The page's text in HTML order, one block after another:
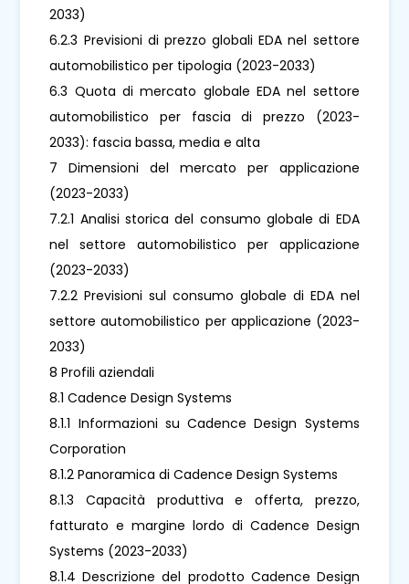
2033)
6.2.3 Previsioni di prezzo globali EDA nel settore
automobilistico per tipologia (2023-2033)
6.3 Quota di mercato globale EDA nel settore
automobilistico per fascia di prezzo (2023-
2033): fascia bassa, media e alta
7 Dimensioni del mercato per applicazione
(2023-2033)
7.2.1 Analisi storica del consumo globale di EDA
nel settore automobilistico per applicazione
(2023-2033)
7.2.2 Previsioni sul consumo globale di EDA nel
settore automobilistico per applicazione (2023-
2033)
8 Profili aziendali
8.1 Cadence Design Systems
8.1.1 Informazioni su Cadence Design Systems
Corporation
8.1.2 Panoramica di Cadence Design Systems
8.1.3 Capacità produttiva e offerta, prezzo,
fatturato e margine lordo di Cadence Design
Systems (2023-2033)
8.1.4 Descrizione del prodotto Cadence Design